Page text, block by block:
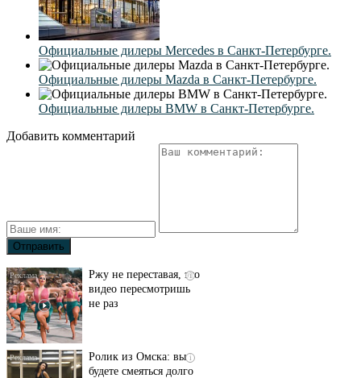
Официальные дилеры Mercedes в Санкт-Петербурге.
Официальные дилеры Mazda в Санкт-Петербурге.
Официальные дилеры BMW в Санкт-Петербурге.
Добавить комментарий
i
Ржу не переставая, это
видео пересмотришь
не раз
i
Ролик из Омска: вы
будете смеяться долго